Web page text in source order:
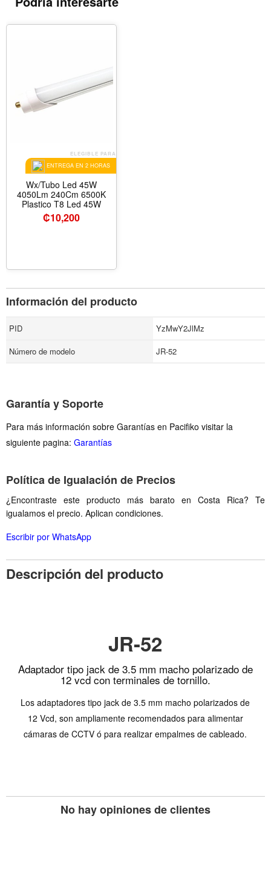
ELEGIBLE PARA
ENTREGA EN 2 HORAS
Wx/Tubo Led 45W
4050Lm 240Cm 6500K
Plastico T8 Led 45W
₡10,200
Información del producto
PID
YzMwY2JlMz
Número de modelo
JR-52
Garantía y Soporte
Para más información sobre Garantías en Pacifiko visitar la
siguiente pagina: Garantías
Política de Igualación de Precios
¿Encontraste este producto más barato en Costa Rica? Te
igualamos el precio. Aplican condiciones.
Escribir por WhatsApp
Descripción del producto
JR-52
Adaptador tipo jack de 3.5 mm macho polarizado de
12 vcd con terminales de tornillo.
Los adaptadores tipo jack de 3.5 mm macho polarizados de
12 Vcd, son ampliamente recomendados para alimentar
cámaras de CCTV ó para realizar empalmes de cableado.
No hay opiniones de clientes